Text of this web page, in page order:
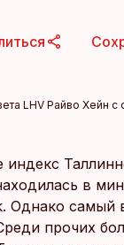
LHV Райво Хейн
индекс
в
Однако самый
прочих